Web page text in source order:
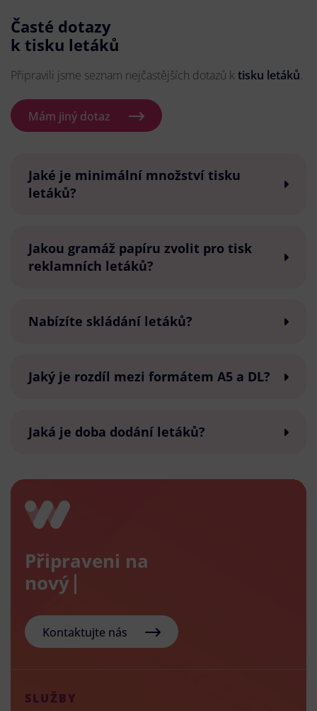
Časté dotazy
k tisku letáků
Připravili jsme seznam nejčastějších dotazů k tisku letáků.
Mám jiný dotaz
Jaké je minimální množství tisku
letáků?
Jakou gramáž papíru zvolit pro tisk
reklamních letáků?
Nabízíte skládání letáků?
Jaký je rozdíl mezi formátem A5 a DL?
Jaká je doba dodání letáků?
Připraveni na
nový e-sho
Kontaktujte nás
SLUŽBY